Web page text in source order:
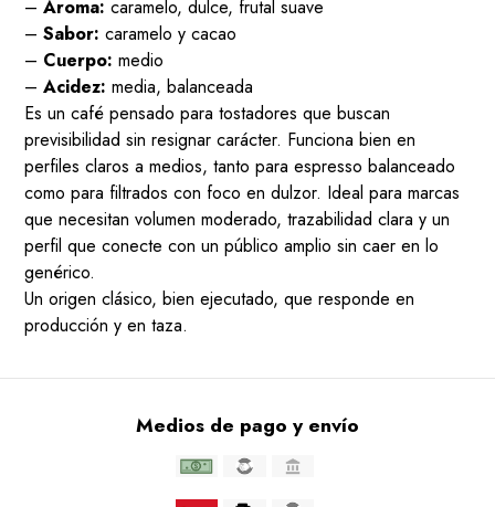
–Aroma: caramelo, dulce, frutal suave
–Sabor: caramelo y cacao
– Cuerpo: medio
–Acidez: media, balanceada
Es un café pensado para tostadores que buscan
previsibilidad sin resignar carácter. Funciona bien en
perfiles claros a medios, tanto para espresso balanceado
como para filtrados con foco en dulzor. Ideal para marcas
que necesitan volumen moderado, trazabilidad clara y un
perfil que conecte con un público amplio sin caer en lo
genérico.
Un origen clásico, bien ejecutado, que responde en
producción y en taza.
Medios de pago y envío